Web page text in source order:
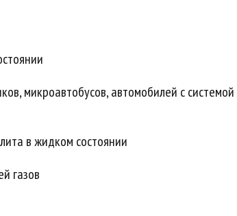
микроавтобусов, автомобилей с
в жидком состоянии
газов